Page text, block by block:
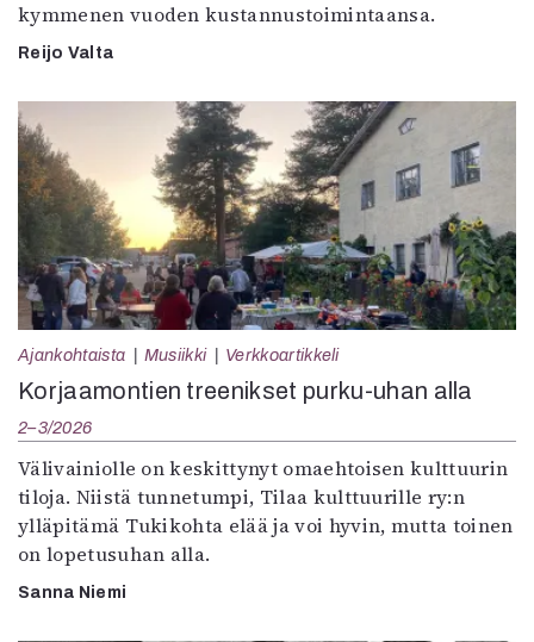
kymmenen vuoden kustannustoimintaansa.
Reijo Valta
Ajankohtaista Musiikki Verkkoartikkeli
Korjaamontien treenikset purku-uhan alla
2–3/2026
Välivainiolle on keskittynyt omaehtoisen kulttuurin
tiloja. Niistä tunnetumpi, Tilaa kulttuurille ry:n
ylläpitämä Tukikohta elää ja voi hyvin, mutta toinen
on lopetusuhan alla.
Sanna Niemi